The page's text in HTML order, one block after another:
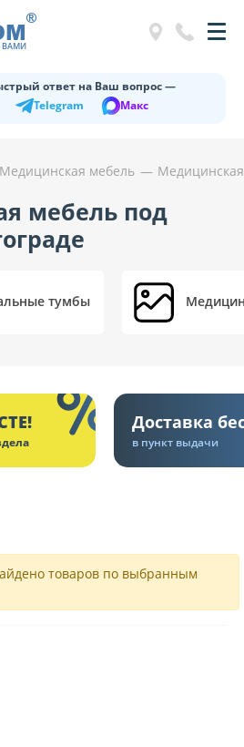
ВАМИ
®
ответ на Ваш вопрос —
Telegram
Макс
Медицинская мебель
мебель под
тумбы
Доставка
в пункт выдачи
товаров по выбранным